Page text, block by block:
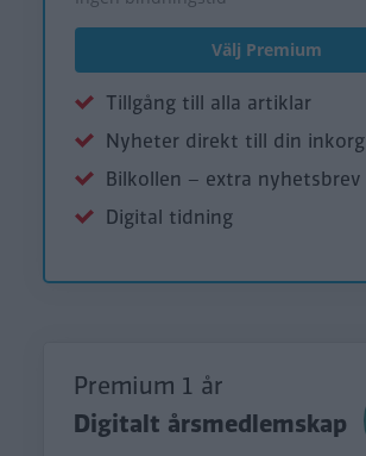
Välj Premium
Tillgång till alla artiklar
Nyheter direkt till din inkorg
Bilkollen – extra nyhetsbrev
Digital tidning
Premium 1 år
Digitalt årsmedlemskap